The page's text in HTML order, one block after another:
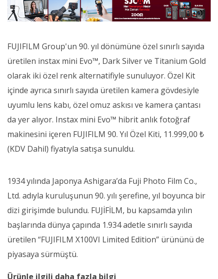
FUJIFILM Group'un 90. yıl dönümüne özel sınırlı sayıda
üretilen instax mini Evo™, Dark Silver ve Titanium Gold
olarak iki özel renk alternatifiyle sunuluyor. Özel Kit
içinde ayrıca sınırlı sayıda üretilen kamera gövdesiyle
uyumlu lens kabı, özel omuz askısı ve kamera çantası
da yer alıyor. Instax mini Evo™ hibrit anlık fotoğraf
makinesini içeren FUJIFILM 90. Yıl Özel Kiti, 11.999,00 ₺
(KDV Dahil) fiyatıyla satışa sunuldu.
1934 yılında Japonya Ashigara’da Fuji Photo Film Co.,
Ltd. adıyla kuruluşunun 90. yılı şerefine, yıl boyunca bir
dizi girişimde bulundu. FUJİFİLM, bu kapsamda yılın
başlarında dünya çapında 1.934 adetle sınırlı sayıda
üretilen “FUJIFILM X100VI Limited Edition” ürününü de
piyasaya sürmüştü.
Ürünle ilgili daha fazla bilgi